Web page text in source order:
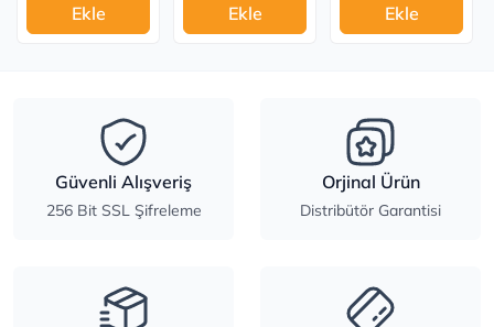
Ekle
Ekle
Ekle
Güvenli Alışveriş
256 Bit SSL Şifreleme
Orjinal Ürün
Distribütör Garantisi